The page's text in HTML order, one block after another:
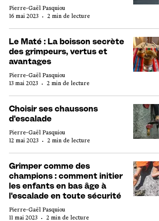
Pierre-Gaël Pasquiou
16 mai 2023
2 min de lecture
Le Maté : La boisson secrète
des grimpeurs, vertus et
avantages
Pierre-Gaël Pasquiou
13 mai 2023
2 min de lecture
Choisir ses chaussons
d'escalade
Pierre-Gaël Pasquiou
12 mai 2023
2 min de lecture
Grimper comme des
champions : comment initier
les enfants en bas âge à
l'escalade en toute sécurité
Pierre-Gaël Pasquiou
11 mai 2023
2 min de lecture